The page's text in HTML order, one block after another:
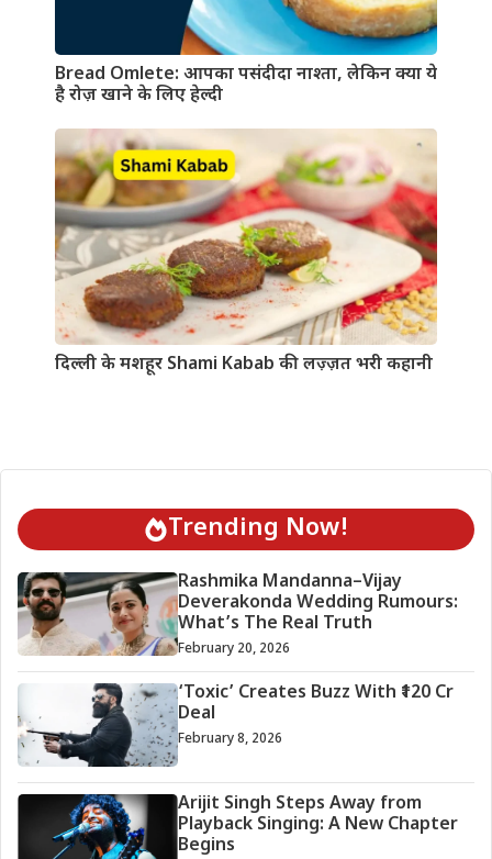
Bread Omlete: आपका पसंदीदा नाश्ता, लेकिन क्या ये
है रोज़ खाने के लिए हेल्दी
दिल्ली के मशहूर Shami Kabab की लज़्ज़त भरी कहानी
Trending Now!
Rashmika Mandanna–Vijay
Deverakonda Wedding Rumours:
What’s The Real Truth
February 20, 2026
‘Toxic’ Creates Buzz With ₹120 Cr
Deal
February 8, 2026
Arijit Singh Steps Away from
Playback Singing: A New Chapter
Begins